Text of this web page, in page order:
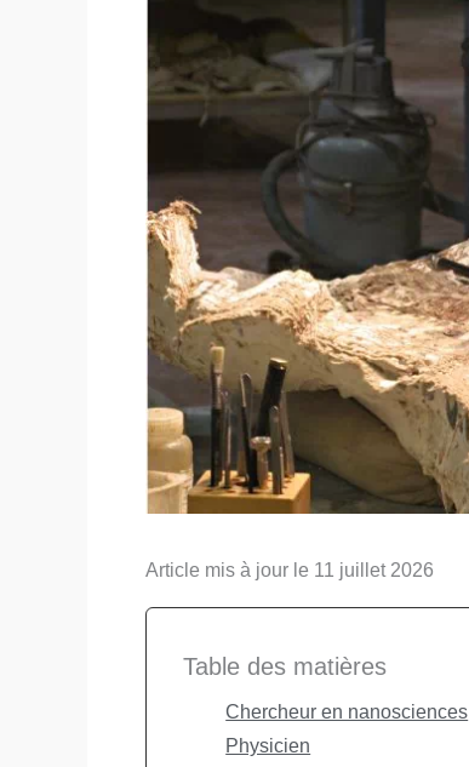
Article mis à jour le 11 juillet 2026
Table des matières
Chercheur en nanosciences
Physicien